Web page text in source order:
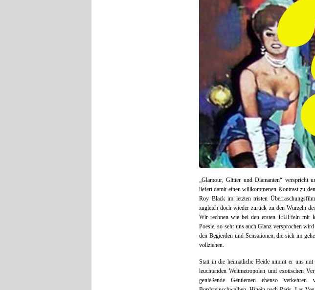
„Glamour, Glitter und Diamanten“ verspricht
liefert damit einen willkommenen Kontrast zu
Roy Black im letzten tristen
zugleich doch wieder zurück zu den Wurzeln
Wir rechnen wie bei den ersten TrÜFfeln mit
Poesie, so sehr uns auch Glanz versprochen
den Begierden und Sensationen, die sich im
vollziehen.
Statt in die heimatliche Heide nimmt er uns
leuchtenden Weltmetropolen und exotischen
genießende Gentlemen ebenso